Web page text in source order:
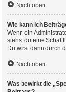
Nach oben
Wie kann ich
Wenn ein
siehst du eine
Du wirst dann durch
Nach oben
Was bewirkt die